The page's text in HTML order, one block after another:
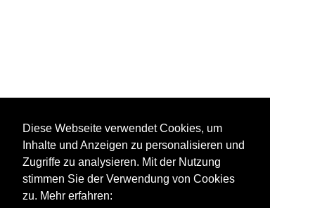
Diese Webseite verwendet Cookies, um
Inhalte und Anzeigen zu personalisieren und
Zugriffe zu analysieren. Mit der Nutzung
stimmen Sie der Verwendung von Cookies
zu. Mehr erfahren: